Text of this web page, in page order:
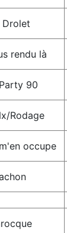
Drolet
rendu là
90
Rodage
occupe